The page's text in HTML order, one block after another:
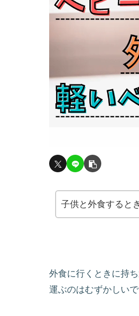
子供と外食すると
外食に行くときに持
運ぶのはむずかしいで